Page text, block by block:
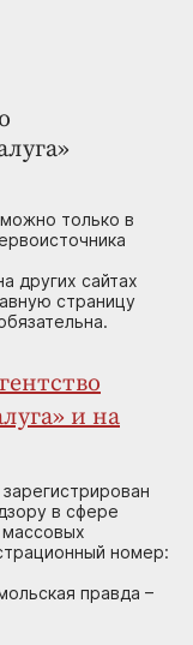
только в
других сайтах
страницу
и на
в сфере
номер:
правда –